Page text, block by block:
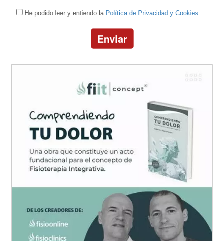
He podido leer y entiendo la Política de Privacidad y Cookies
Enviar